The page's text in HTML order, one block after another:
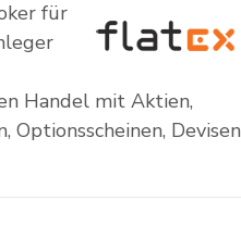
für
Handel mit Aktien,
Optionsscheinen, Devisen